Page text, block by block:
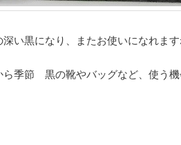
い黒になり、またお使いになれます
ら季節 黒の靴やバッグなど、使う